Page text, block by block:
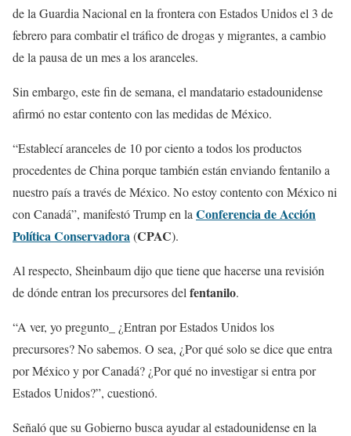
de la Guardia Nacional en la frontera con Estados Unidos el 3 de
febrero para combatir el tráfico de drogas y migrantes, a cambio
de la pausa de un mes a los aranceles.
Sin embargo, este fin de semana, el mandatario estadounidense
afirmó no estar contento con las medidas de México.
“Establecí aranceles de 10 por ciento a todos los productos
procedentes de China porque también están enviando fentanilo a
nuestro país a través de México. No estoy contento con México ni
con Canadá”, manifestó Trump en la Conferencia de Acción
Política Conservadora(CPAC).
Al respecto, Sheinbaum dijo que tiene que hacerse una revisión
de dónde entran los precursores del fentanilo.
“A ver, yo pregunto_ ¿Entran por Estados Unidos los
precursores? No sabemos. O sea, ¿Por qué solo se dice que entra
por México y por Canadá? ¿Por qué no investigar si entra por
Estados Unidos?”, cuestionó.
Señaló que su Gobierno busca ayudar al estadounidense en la